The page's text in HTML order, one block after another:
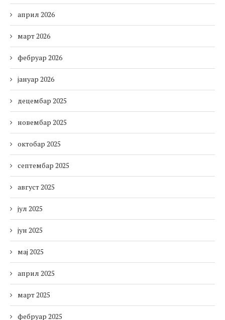
април 2026
март 2026
фебруар 2026
јануар 2026
децембар 2025
новембар 2025
октобар 2025
септембар 2025
август 2025
јул 2025
јун 2025
мај 2025
април 2025
март 2025
фебруар 2025